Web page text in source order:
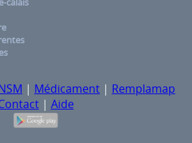
| Médicament | Remplamap
| Aide